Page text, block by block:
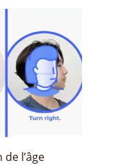
l’âge